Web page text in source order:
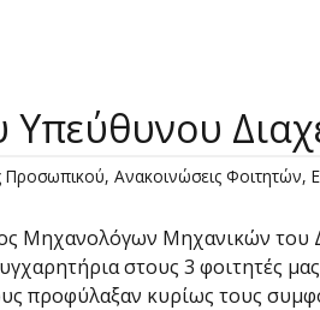
Προσωπικού, Ανακοινώσεις Φοιτητών,
Μηχανολόγων Μηχανικών του
στους 3 φοιτητές
προφύλαξαν κυρίως τους